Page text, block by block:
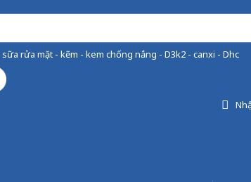
rửa mặt - kẽm - kem chống nắng - D3k2 - canxi - Dhc